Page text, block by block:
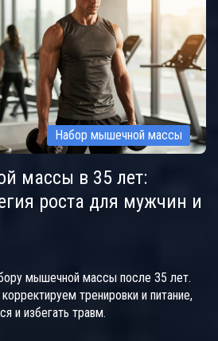
Набор мышечной массы
массы в 35 лет:
роста для мужчин и
мышечной массы после 35 лет.
тренировки и питание,
и избегать травм.